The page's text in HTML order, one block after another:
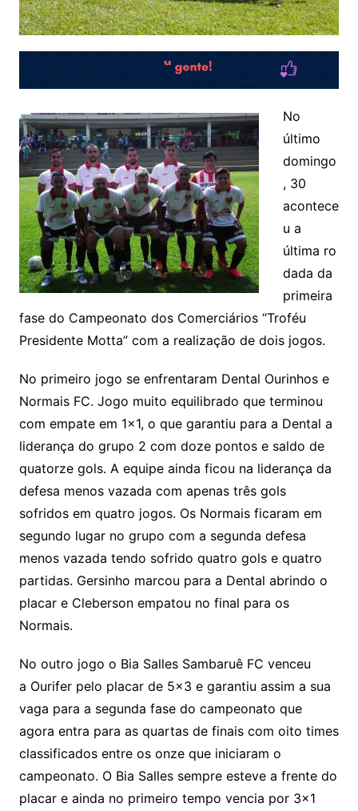
No
último
domingo
, 30
acontece
u a
última ro
dada da
primeira
fase do Campeonato dos Comerciários “Troféu
Presidente Motta” com a realização de dois jogos.
No primeiro jogo se enfrentaram Dental Ourinhos e
Normais FC. Jogo muito equilibrado que terminou
com empate em 1×1, o que garantiu para a Dental a
liderança do grupo 2 com doze pontos e saldo de
quatorze gols. A equipe ainda ficou na liderança da
defesa menos vazada com apenas três gols
sofridos em quatro jogos. Os Normais ficaram em
segundo lugar no grupo com a segunda defesa
menos vazada tendo sofrido quatro gols e quatro
partidas. Gersinho marcou para a Dental abrindo o
placar e Cleberson empatou no final para os
Normais.
No outro jogo o Bia Salles Sambaruê FC venceu
a Ourifer pelo placar de 5×3 e garantiu assim a sua
vaga para a segunda fase do campeonato que
agora entra para as quartas de finais com oito times
classificados entre os onze que iniciaram o
campeonato. O Bia Salles sempre esteve a frente do
placar e ainda no primeiro tempo vencia por 3×1